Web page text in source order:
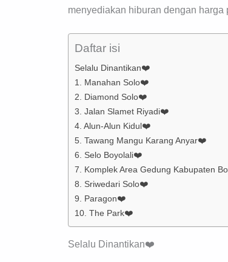
menyediakan hiburan dengan
Daftar isi
Selalu Dinantikan❤️
1. Manahan Solo❤️
2. Diamond Solo❤️
3. Jalan Slamet Riyadi❤️
4. Alun-Alun Kidul❤️
5. Tawang Mangu Karang Anyar❤️
6. Selo Boyolali❤️
7. Komplek Area Gedung Kabupaten
8. Sriwedari Solo❤️
9. Paragon❤️
10. The Park❤️
Selalu Dinantikan❤️